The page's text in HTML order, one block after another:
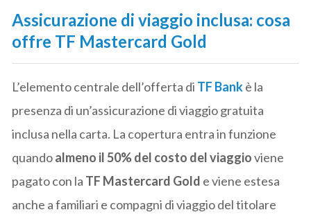
Assicurazione di viaggio inclusa: cosa
offre TF Mastercard Gold
L’elemento centrale dell’offerta di TF Bankè la
presenza di un’assicurazione di viaggio gratuita
inclusa nella carta. La copertura entra in funzione
quandoalmeno il 50% del costo del viaggioviene
pagato con la TF Mastercard Gold e viene estesa
anche a familiari e compagni di viaggio del titolare